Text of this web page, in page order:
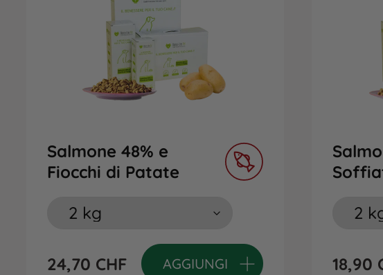
Salmone 48% e
Fiocchi di Patate
24,70 CHF AGGIUNGI 18,90